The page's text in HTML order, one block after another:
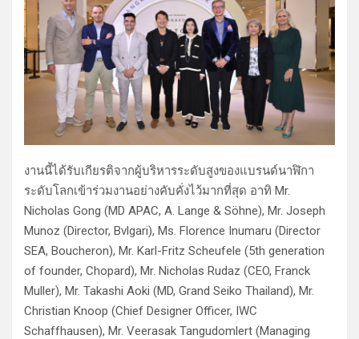
งานนี้ได้รับเกียรติจากผู้บริหารระดับสูงของแบรนด์นาฬิกา
ระดับโลกเข้าร่วมงานอย่างคับคั่งไว้มากที่สุด อาทิ Mr.
Nicholas Gong (MD APAC, A. Lange & Söhne), Mr. Joseph
Munoz (Director, Bvlgari), Ms. Florence Inumaru (Director
SEA, Boucheron), Mr. Karl-Fritz Scheufele (5th generation
of founder, Chopard), Mr. Nicholas Rudaz (CEO, Franck
Muller), Mr. Takashi Aoki (MD, Grand Seiko Thailand), Mr.
Christian Knoop (Chief Designer Officer, IWC
Schaffhausen), Mr. Veerasak Tangudomlert (Managing